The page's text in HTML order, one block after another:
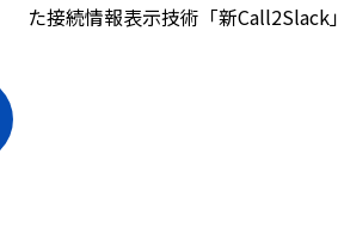
た接続情報表示技術「新Call2Slack」